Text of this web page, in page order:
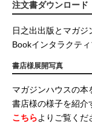
注文書ダウンロード
日之出出版とマガ
Bookインタラクティ
書店様展開写真
マガジンハウスの本
書店様の様子を紹介
こちらよりご覧くだ